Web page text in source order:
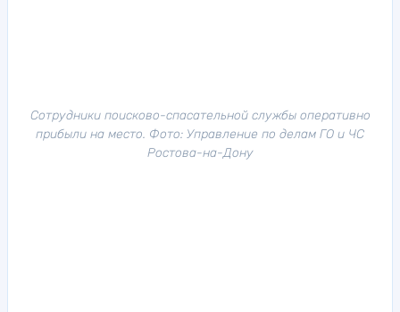
Сотрудники поисково-спасательной службы оперативно
прибыли на место. Фото: Управление по делам ГО и ЧС
Ростова-на-Дону